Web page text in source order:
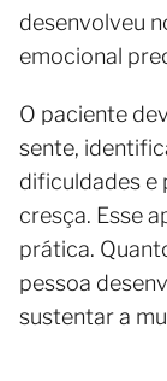
desenvolveu
emocional
O paciente
sente,
dificuldades e
cresça. Esse
prática.
pessoa
sustentar a